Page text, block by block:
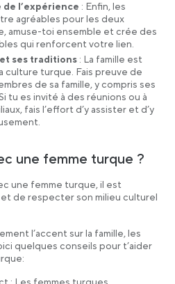
l’expérience : Enfin, les
agréables pour les deux
amuse-toi ensemble et crée des
qui renforcent votre lien.
ses traditions : La famille est
culture turque. Fais preuve de
de sa famille, y compris ses
tu es invité à des réunions ou à
fais l’effort d’y assister et d’y
une femme turque ?
une femme turque, il est
de respecter son milieu culturel
l’accent sur la famille, les
quelques conseils pour t’aider